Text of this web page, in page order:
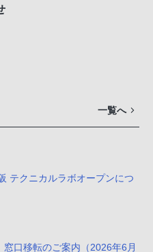
一覧へ
テクニカルラボオープンにつ
窓口移転のご案内（2026年6月